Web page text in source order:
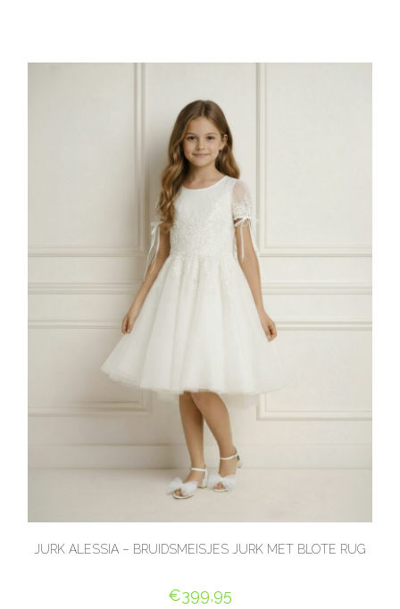
JURK ALESSIA – BRUIDSMEISJES JURK MET BLOTE RUG
€399,95